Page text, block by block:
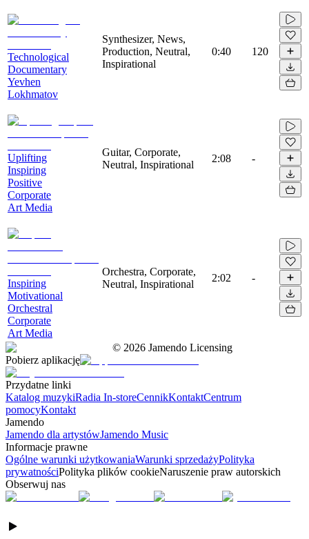
Technological
Documentary
Yevhen
Lokhmatov
Synthesizer, News,
Production, Neutral,
Inspirational
0:40 120
Uplifting
Inspiring
Positive
Corporate
Art Media
Guitar, Corporate,
Neutral, Inspirational
2:08 -
Inspiring
Motivational
Orchestral
Corporate
Art Media
Orchestra, Corporate,
Neutral, Inspirational
2:02 -
© 2026 Jamendo Licensing
Pobierz aplikację
Przydatne linki
Katalog muzykiRadia In-storeCennikKontaktCentrum
pomocyKontakt
Jamendo
Jamendo dla artystówJamendo Music
Informacje prawne
Ogólne warunki użytkowaniaWarunki sprzedażyPolityka
prywatnościPolityka plików cookieNaruszenie praw autorskich
Obserwuj nas